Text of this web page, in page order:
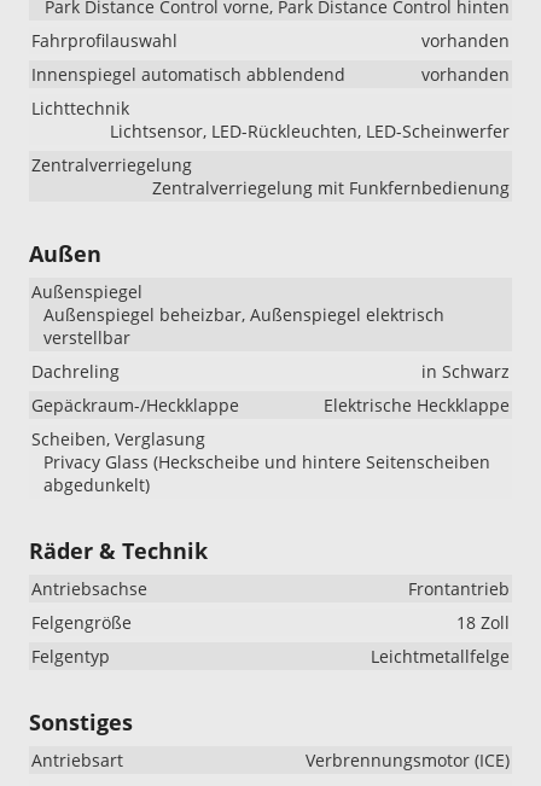
Park Distance Control vorne, Park Distance Control hinten
Fahrprofilauswahl
vorhanden
Innenspiegel automatisch abblendend
vorhanden
Lichttechnik
Lichtsensor, LED-Rückleuchten, LED-Scheinwerfer
Zentralverriegelung
Zentralverriegelung mit Funkfernbedienung
Außen
Außenspiegel
Außenspiegel beheizbar, Außenspiegel elektrisch
verstellbar
Dachreling
in Schwarz
Gepäckraum-/Heckklappe
Elektrische Heckklappe
Scheiben, Verglasung
Privacy Glass (Heckscheibe und hintere Seitenscheiben
abgedunkelt)
Räder & Technik
Antriebsachse
Frontantrieb
Felgengröße
18 Zoll
Felgentyp
Leichtmetallfelge
Sonstiges
Antriebsart
Verbrennungsmotor (ICE)